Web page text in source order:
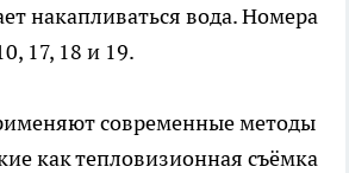
накапливаться вода. Номера
17, 18 и 19.
современные методы
как тепловизионная съёмка